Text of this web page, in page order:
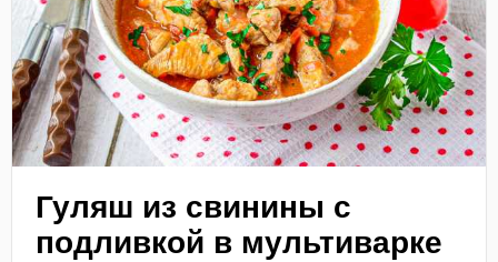
Гуляш из свинины с
подливкой в мультиварке